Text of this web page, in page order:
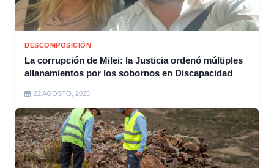
DESCOMPOSICIÓN
La corrupción de Milei: la Justicia ordenó múltiples
allanamientos por los sobornos en Discapacidad
22 AGOSTO, 2025